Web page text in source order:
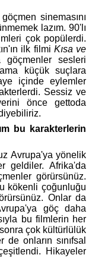
sinemasını
lazım. 90'lı
çok popülerdi.
ilk filmi Kısa ve
sesleri
küçük suçlara
içinde eylemler
Sessiz ve
önce gettoda
bu karakterlerin
Avrupa'ya yönelik
geldiler. Afrika'da
görürsünüz.
kökenli çoğunluğu
Onlar da
göç daha
bu filmlerin her
çok kültürlülük
onların sınıfsal
Hikayeler